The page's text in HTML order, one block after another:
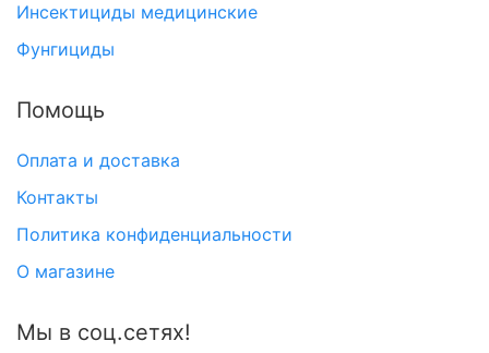
Инсектициды медицинские
Фунгициды
Помощь
Оплата и доставка
Контакты
Политика конфиденциальности
О магазине
Мы в соц.сетях!